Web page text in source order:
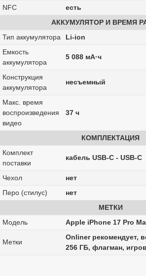
NFC
есть
АККУМУЛЯТОР И ВРЕМЯ
Тип аккумулятора
Li-ion
Емкость
аккумулятора
5 088 мА·ч
Конструкция
аккумулятора
несъемный
Макс. время
воспроизведения
видео
37 ч
КОМПЛЕКТАЦИЯ
Комплект
поставки
кабель USB-C - USB-C
Чехол
нет
Перо (стилус)
нет
МЕТКИ
Модель
Apple iPhone 17 Pro
Метки
Onliner рекомендует,
256 ГБ, флагман,